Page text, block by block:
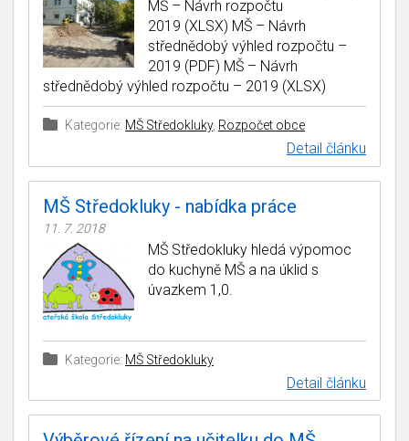
MŠ – Návrh rozpočtu
2019 (XLSX) MŠ – Návrh
střednědobý výhled rozpočtu –
2019 (PDF) MŠ – Návrh
střednědobý výhled rozpočtu – 2019 (XLSX)
Kategorie: MŠ Středokluky, Rozpočet obce
Detail článku
MŠ Středokluky - nabídka práce
11. 7. 2018
MŠ Středokluky hledá výpomoc
do kuchyně MŠ a na úklid s
úvazkem 1,0.
Kategorie: MŠ Středokluky
Detail článku